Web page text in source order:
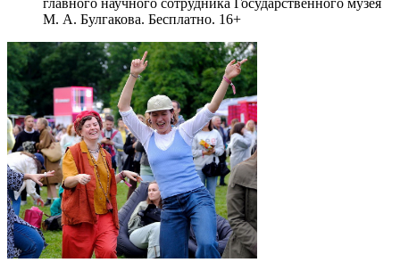
М. А. Булгакова. Бесплатно. 16+